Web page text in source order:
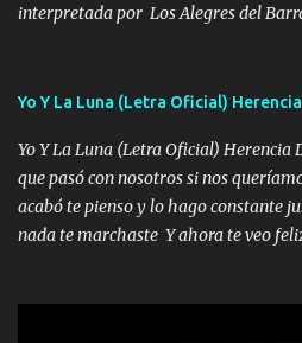
interpretada por Los Alegres del
viento a su hijo y aunque ahora ya
seguiré esperando hasta volvernos a
tengo de mi mente no se va, en mi
tu papá, a veces me pongo triste
que tu me escuchas porque tu eres
Yo Y La Luna (Letra Oficial)
Yo Y La Luna (Letra Oficial) Herencia
que pasó con nosotros si nos
acabó te pienso y lo hago constante
nada te marchaste Y ahora te veo